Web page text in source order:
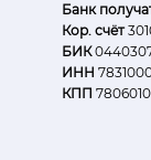
Банк
Кор. счёт
БИК
ИНН
КПП